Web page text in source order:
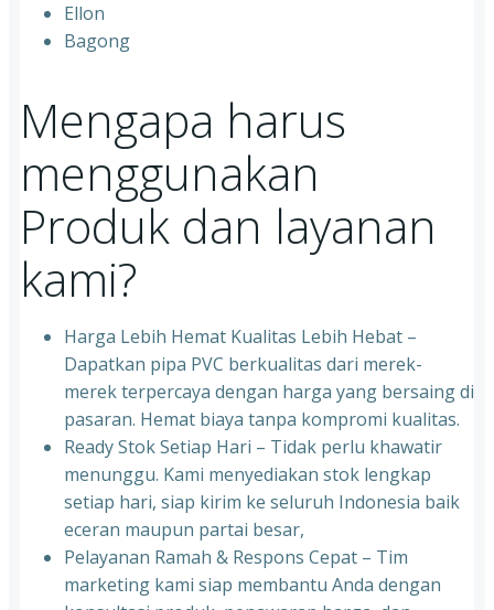
Ellon
Bagong
Mengapa harus
menggunakan
Produk dan layanan
kami?
Harga Lebih Hemat Kualitas Lebih Hebat –
Dapatkan pipa PVC berkualitas dari merek-
merek terpercaya dengan harga yang bersaing di
pasaran. Hemat biaya tanpa kompromi kualitas.
Ready Stok Setiap Hari – Tidak perlu khawatir
menunggu. Kami menyediakan stok lengkap
setiap hari, siap kirim ke seluruh Indonesia baik
eceran maupun partai besar,
Pelayanan Ramah & Respons Cepat – Tim
marketing kami siap membantu Anda dengan